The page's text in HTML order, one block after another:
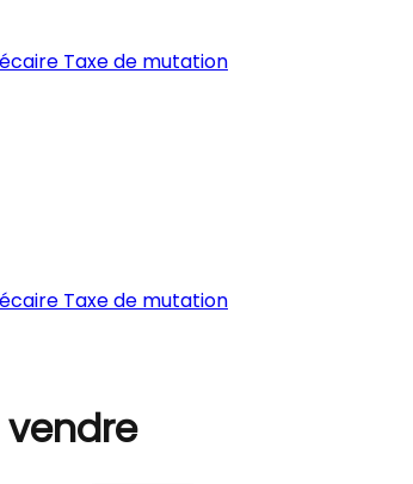
Taxe de mutation
Taxe de mutation